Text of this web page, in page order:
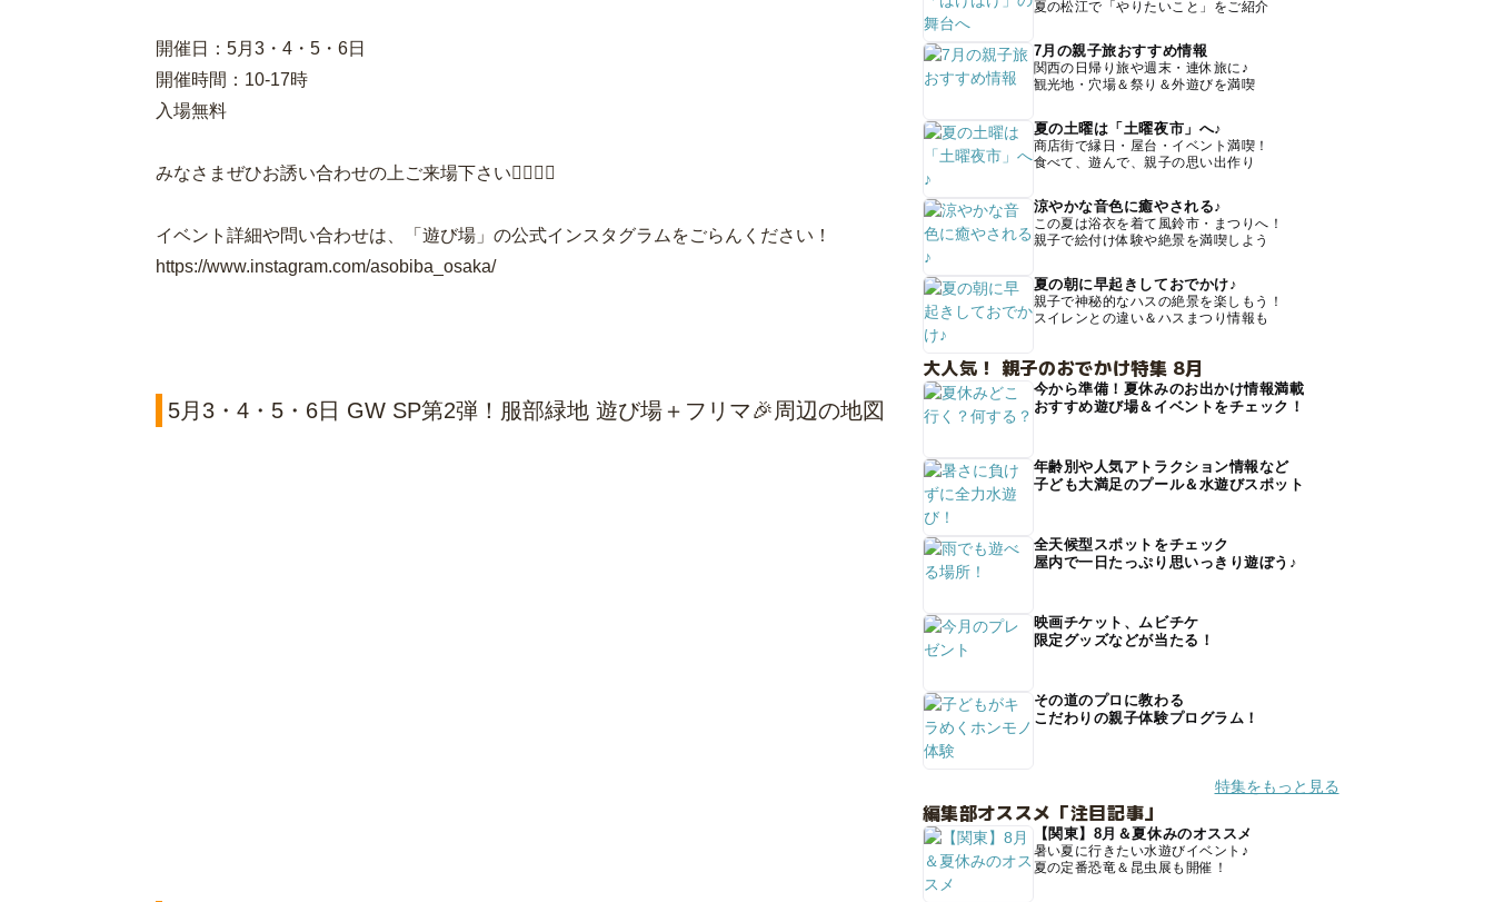
開催日：5月3・4・5・6日
開催時間：10-17時
入場無料
みなさまぜひお誘い合わせの上ご来場下さい🙆‍♂️🙆‍♀️
イベント詳細や問い合わせは、「遊び場」の公式インスタグラムをごらんください！
https://www.instagram.com/asobiba_osaka/
5月3・4・5・6日 GW SP第2弾！服部緑地 遊び場＋フリマ🎉周辺の地図
夏の松江で「やりたいこと」をご紹介
7月の親子旅おすすめ情報
関西の日帰り旅や週末・連休旅に♪
観光地・穴場＆祭り＆外遊びを満喫
夏の土曜は「土曜夜市」へ♪
商店街で縁日・屋台・イベント満喫！
食べて、遊んで、親子の思い出作り
涼やかな音色に癒やされる♪
この夏は浴衣を着て風鈴市・まつりへ！
親子で絵付け体験や絶景を満喫しよう
夏の朝に早起きしておでかけ♪
親子で神秘的なハスの絶景を楽しもう！
スイレンとの違い＆ハスまつり情報も
大人気！ 親子のおでかけ特集 8月
今から準備！夏休みのお出かけ情報満載
おすすめ遊び場＆イベントをチェック！
年齢別や人気アトラクション情報など
子ども大満足のプール＆水遊びスポット
全天候型スポットをチェック
屋内で一日たっぷり思いっきり遊ぼう♪
映画チケット、ムビチケ
限定グッズなどが当たる！
その道のプロに教わる
こだわりの親子体験プログラム！
特集をもっと見る
編集部オススメ「注目記事」
【関東】8月＆夏休みのオススメ
暑い夏に行きたい水遊びイベント♪
夏の定番恐竜＆昆虫展も開催！